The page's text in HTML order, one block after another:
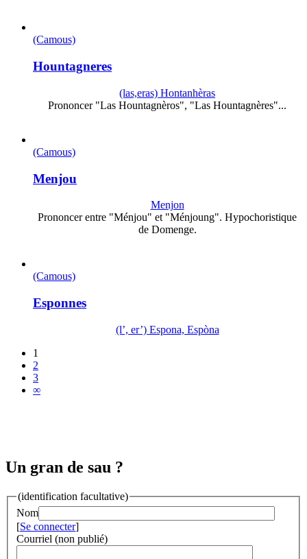
(Camous)
Hountagneres
(las,eras) Hontanhèras
Prononcer "Las Hountagnèros", "Las Hountagnères"...
(Camous)
Menjou
Menjon
Prononcer entre "Ménjou" et "Ménjoung". Hypochoristique
de Domenge.
(Camous)
Esponnes
(l’, er’) Espona, Espòna
1
2
3
∞
Un gran de sau ?
(identification facultative)
Nom
[Se connecter]
Courriel (non publié)